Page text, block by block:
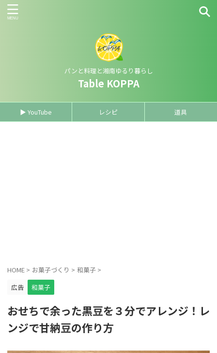
パンと料理と湘南ゆるり暮らし
Table KOPPA
▶ YouTube レシピ 道具
HOME > お菓子づくり > 和菓子 >
広告
和菓子
おせちで余った黒豆を３分でアレンジ！レ
ンジで甘納豆の作り方